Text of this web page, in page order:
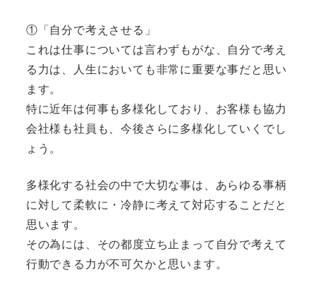
①「自分で考えさせる」
これは仕事については言わずもがな、自分で考え
る力は、人生においても非常に重要な事だと思い
ます。
特に近年は何事も多様化しており、お客様も協力
会社様も社員も、今後さらに多様化していくでし
ょう。
多様化する社会の中で大切な事は、あらゆる事柄
に対して柔軟に・冷静に考えて対応することだと
思います。
その為には、その都度立ち止まって自分で考えて
行動できる力が不可欠かと思います。